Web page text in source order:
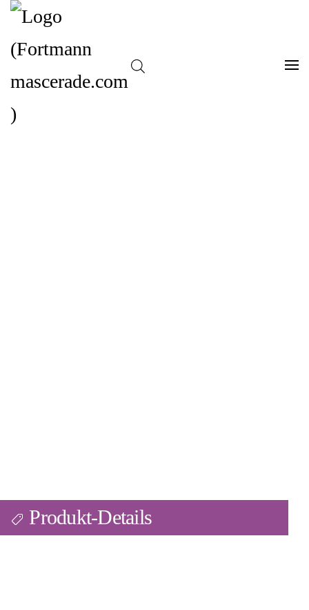
Produkt-Details